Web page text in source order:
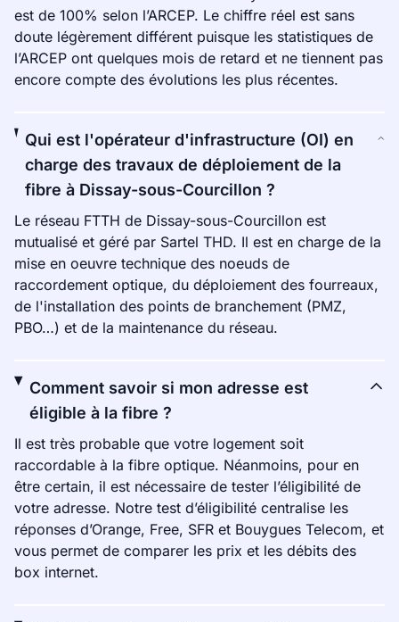
est de 100% selon l’ARCEP. Le chiffre réel est sans
doute légèrement différent puisque les statistiques de
l’ARCEP ont quelques mois de retard et ne tiennent pas
encore compte des évolutions les plus récentes.
Qui est l'opérateur d'infrastructure (OI) en
charge des travaux de déploiement de la
fibre à Dissay-sous-Courcillon ?
Le réseau FTTH de Dissay-sous-Courcillon est
mutualisé et géré par Sartel THD. Il est en charge de la
mise en oeuvre technique des noeuds de
raccordement optique, du déploiement des fourreaux,
de l'installation des points de branchement (PMZ,
PBO…) et de la maintenance du réseau.
Comment savoir si mon adresse est
éligible à la fibre ?
Il est très probable que votre logement soit
raccordable à la fibre optique. Néanmoins, pour en
être certain, il est nécessaire de tester l’éligibilité de
votre adresse. Notre test d’éligibilité centralise les
réponses d’Orange, Free, SFR et Bouygues Telecom, et
vous permet de comparer les prix et les débits des
box internet.